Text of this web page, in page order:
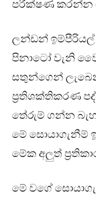
පරීක්ෂණ කරන්න
ලන්ඩන් ඉම්පීරියල්
පිනාටෝ වැනි
සතුන්ගෙන්
ප්‍රතිශක්තිකරණ
තේරුම් ගන්න
මේ සොයාගැනීම්
මේක අලුත්
මේ වගේ